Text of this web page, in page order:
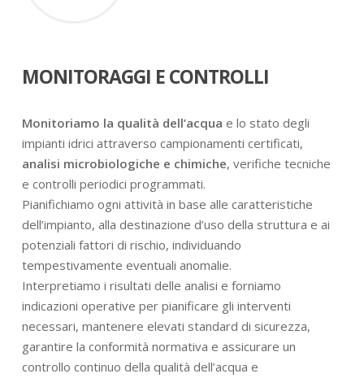
MONITORAGGI E CONTROLLI
Monitoriamo la qualità dell’acqua e lo stato degli
impianti idrici attraverso campionamenti certificati,
analisi microbiologiche e chimiche, verifiche tecniche
e controlli periodici programmati.
Pianifichiamo ogni attività in base alle caratteristiche
dell’impianto, alla destinazione d’uso della struttura e ai
potenziali fattori di rischio, individuando
tempestivamente eventuali anomalie.
Interpretiamo i risultati delle analisi e forniamo
indicazioni operative per pianificare gli interventi
necessari, mantenere elevati standard di sicurezza,
garantire la conformità normativa e assicurare un
controllo continuo della qualità dell’acqua e